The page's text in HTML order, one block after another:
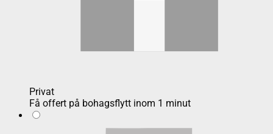
Privat
Få offert på bohagsflytt inom 1 minut